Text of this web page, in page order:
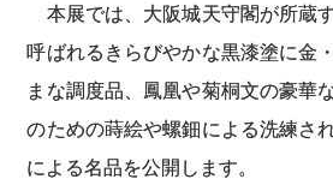
本展では、大阪城天守閣が所蔵
呼ばれるきらびやかな黒漆塗に金
まな調度品、鳳凰や菊桐文の豪華
のための蒔絵や螺鈿による洗練さ
による名品を公開します。